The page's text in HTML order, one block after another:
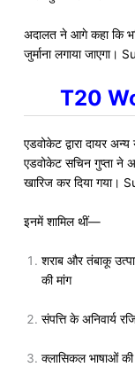
अदालत ने आगे कहा कि
जुर्माना लगाया
T20
एडवोकेट द्वारा दायर अन्य
एडवोकेट सचिन गुप्ता ने
खारिज कर दिया
इनमें शामिल थीं—
शराब और तंबाकू
की मांग
संपत्ति के अनिवार्य
क्लासिकल भाषाओं की